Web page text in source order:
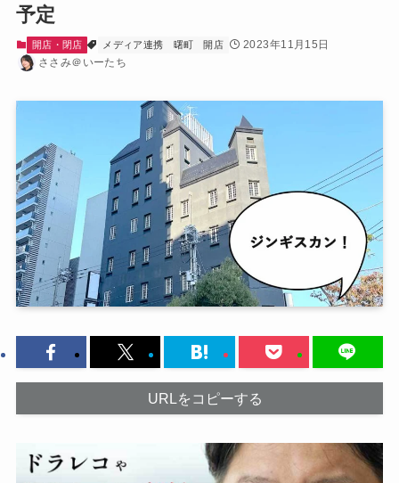
予定
開店・閉店 メディア連携 曙町 開店
2023年11月15日
ささみ＠いーたち
URLをコピーする